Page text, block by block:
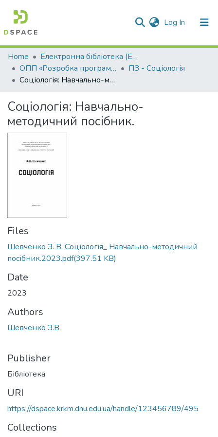
Log In (current)
Communities & Collections
All of DSpace
Home
Електронна бібліотека (E-Book)
ОПП «Розробка програмного забезпечення»
ПЗ - Соціологія
Соціологія: Навчально-методичний посібник.
Соціологія: Навчально-
методичний посібник.
Files
Шевченко З. В. Соціологія_ Навчально-методичний
посібник.2023.pdf(397.51 KB)
Date
2023
Authors
Шевченко З.В.
Publisher
Бібліотека
URI
https://dspace.krkm.dnu.edu.ua/handle/123456789/495
Collections